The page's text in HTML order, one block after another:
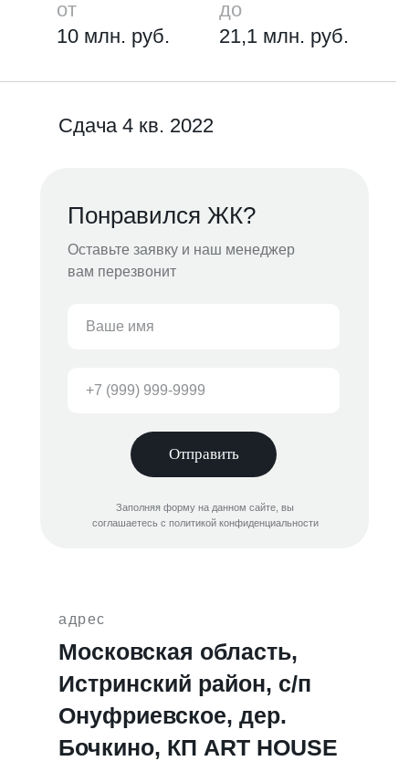
Оставьте заявку и наш менеджер
вам перезвонит
Понравился ЖК?
Заполняя форму на данном сайте, вы
соглашаетесь с политикой конфиденциальности
10 млн. руб.
Сдача 4 кв. 2022
21,1 млн. руб.
от до
Отправить
адрес
Московская область,
Истринский район, с/п
Онуфриевское, дер.
Бочкино, КП ART HOUSE